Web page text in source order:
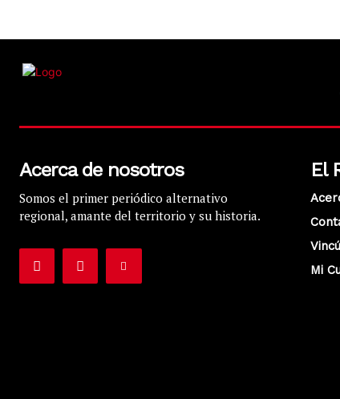
Acerca de nosotros
Somos el primer periódico alternativo
regional, amante del territorio y su historia.
El
Mi